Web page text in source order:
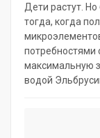
Дети растут.
тогда, когда
потребностями
максимальную
водой